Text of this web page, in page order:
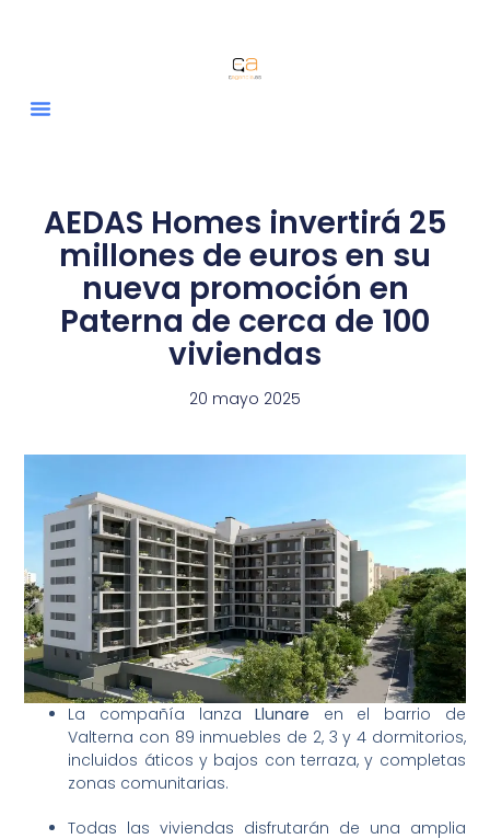
AEDAS Homes invertirá 25
millones de euros en su
nueva promoción en
Paterna de cerca de 100
viviendas
20 mayo 2025
La compañía lanzaLlunare en el barrio de
Valterna con 89 inmuebles de 2, 3 y 4 dormitorios,
incluidos áticos y bajos con terraza, y completas
zonas comunitarias.
Todas las viviendas disfrutarán de una amplia